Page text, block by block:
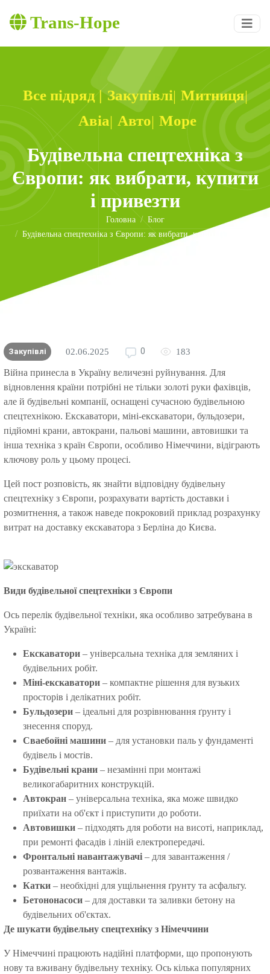
Trans-Hope
Все підряд| Закупівлі| Митниця|
Авіа| Авто| Море
Будівельна спецтехніка з
Європи: як вибрати, купити
і привезти
Головна
Блог
Будівельна спецтехніка з Європи: як вибрати, купити і привезти
Закупівлі 02.06.2025 0 183
Війна принесла в Україну величезні руйнування. Для
відновлення країни потрібні не тільки золоті руки фахівців,
але й будівельні компанії, оснащені сучасною будівельною
спецтехнікою. Екскаватори, міні-екскаватори, бульдозери,
підйомні крани, автокрани, пальові машини, автовишки та
інша техніка з країн Європи, особливо Німеччини, відіграють
ключову роль у цьому процесі.
Цей пост розповість, як знайти відповідну будівельну
спецтехніку з Європи, розрахувати вартість доставки і
розмитнення, а також наведе покроковий приклад розрахунку
витрат на доставку екскаватора з Берліна до Києва.
Види будівельної спецтехніки з Європи
Ось перелік будівельної техніки, яка особливо затребувана в
Україні:
Екскаватори – універсальна техніка для земляних і
будівельних робіт.
Міні-екскаватори – компактне рішення для вузьких
просторів і делікатних робіт.
Бульдозери – ідеальні для розрівнювання ґрунту і
знесення споруд.
Сваебойні машини – для установки паль у фундаменті
будівель і мостів.
Будівельні крани – незамінні при монтажі
великогабаритних конструкцій.
Автокран – універсальна техніка, яка може швидко
приїхати на об'єкт і приступити до роботи.
Автовишки – підходять для роботи на висоті, наприклад,
при ремонті фасадів і ліній електропередачі.
Фронтальні навантажувачі – для завантаження /
розвантаження вантажів.
Катки – необхідні для ущільнення ґрунту та асфальту.
Бетононасоси – для доставки та заливки бетону на
будівельних об'єктах.
Де шукати будівельну спецтехніку з Німеччини
У Німеччині працюють надійні платформи, що пропонують
нову та вживану будівельну техніку. Ось кілька популярних